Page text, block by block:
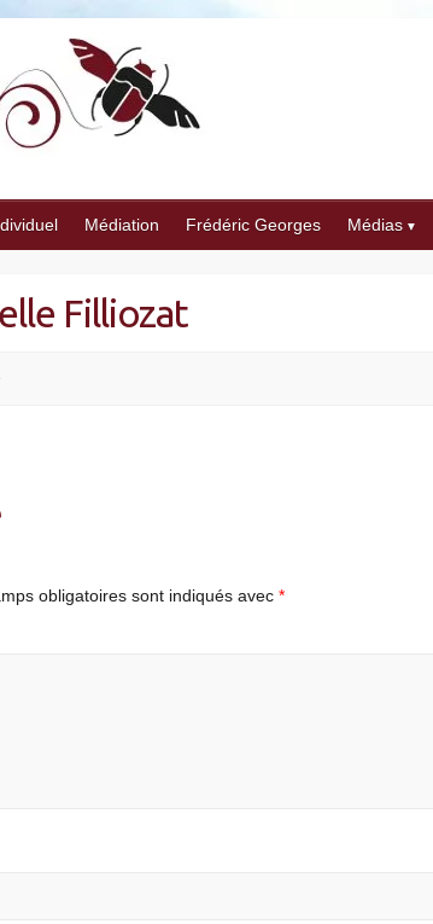
Médiation Frédéric Georges Médias
Filliozat
obligatoires sont indiqués avec *